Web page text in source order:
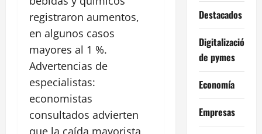
registraron aumentos,
en algunos casos
mayores al 1 %.
Advertencias de
especialistas:
economistas
consultados advierten
Destacados
Digitalización
de pymes
Economía
Empresas